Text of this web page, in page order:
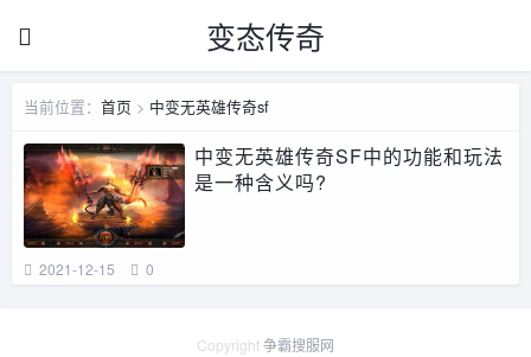
变态传奇
当前位置： 首页 > 中变无英雄传奇sf
中变无英雄传奇SF中的功能和玩法
是一种含义吗?
2021-12-15 0
Copyright争霸搜服网